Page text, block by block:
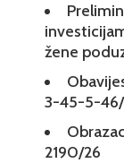
žene
3-45-5-
2190/26